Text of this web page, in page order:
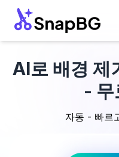
AI로 배경 제
- 무
자동 - 빠르